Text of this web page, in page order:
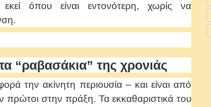
όπου είναι εντονότερη, χωρίς να
“ραβασάκια” της χρονιάς
την ακίνητη περιουσία – και είναι από
πρώτοι στην πράξη. Τα εκκαθαριστικά του